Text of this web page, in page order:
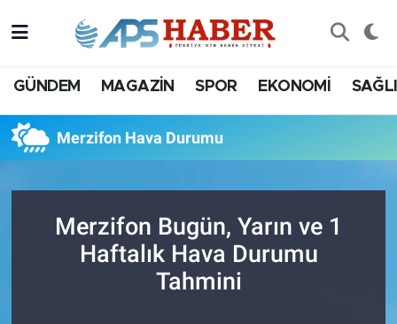
GÜNDEM MAGAZİN SPOR EKONOMİ
Merzifon Hava Durumu
Merzifon Bugün, Yarın ve 1
Haftalık Hava Durumu
Tahmini